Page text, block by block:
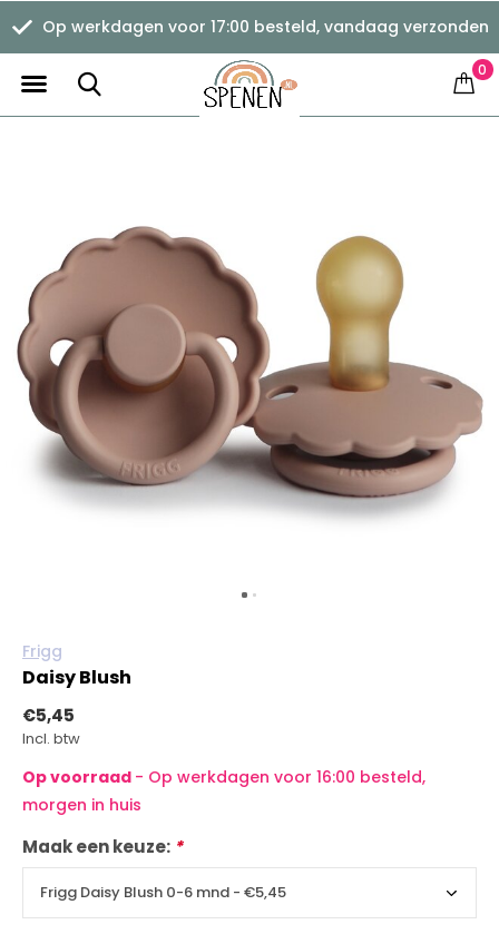
0
Op werkdagen voor 17:00 besteld, vandaag verzonden
Frigg
Daisy Blush
€5,45
Incl. btw
Op voorraad - Op werkdagen voor 16:00 besteld,
morgen in huis
Maak een keuze: *